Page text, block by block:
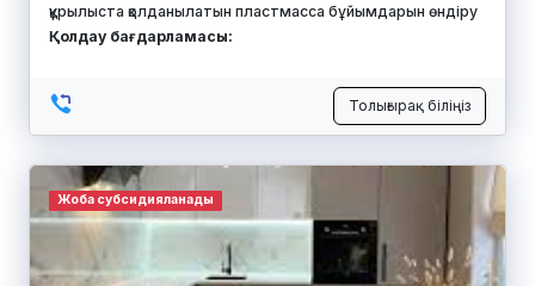
құрылыста қолданылатын пластмасса бұйымдарын өндіру
Қолдау бағдарламасы:
Толығырақ біліңіз
Жоба субсидияланады